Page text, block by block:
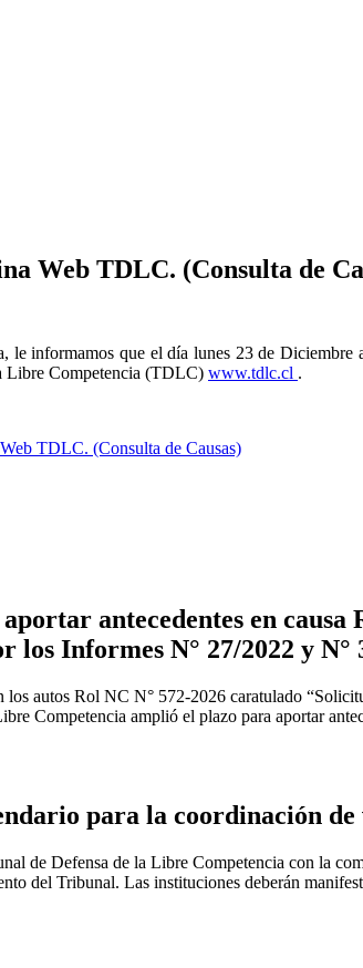
Web TDLC. (Consulta de
le informamos que el día lunes 23 de
Libre Competencia (TDLC) www.tdlc.cl .
TDLC. (Consulta de Causas)
antecedentes en
los Informes N° 27/2022 y N°
los autos Rol NC N° 572-2026 caratulado
Competencia amplió el plazo para aportar
para la coordinación de
de Defensa de la Libre Competencia con la
del Tribunal. Las instituciones deberán